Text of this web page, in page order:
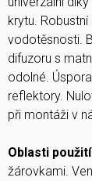
krytu.
vodotěsnosti.
difuzoru s
odolné.
reflektory.
při montáži v
Oblasti
žárovkami.